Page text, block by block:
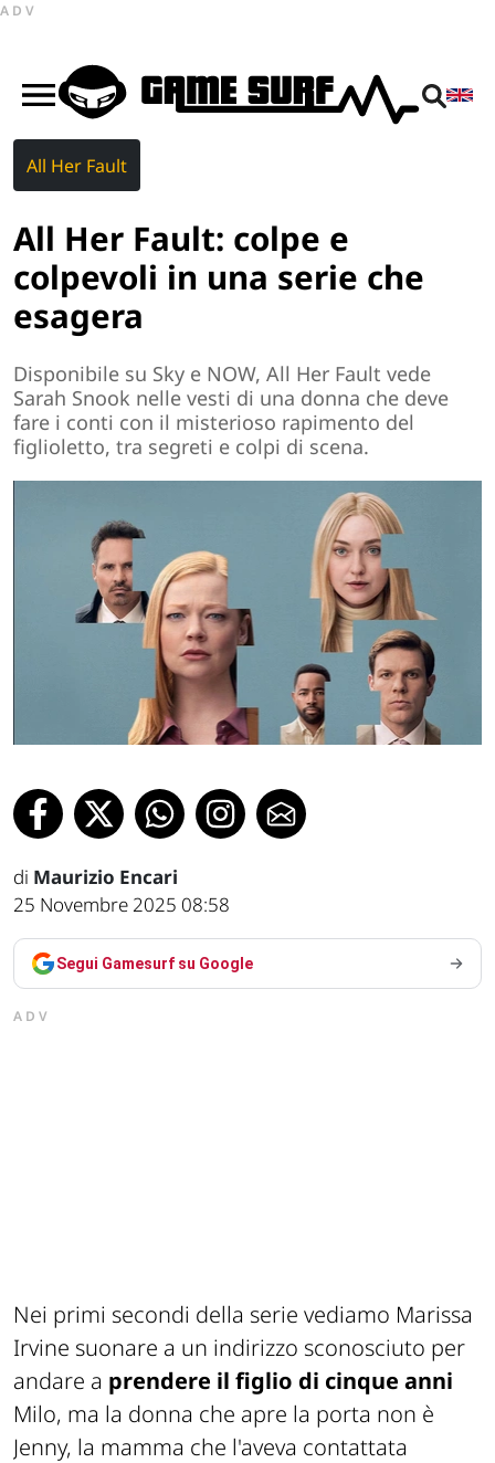
ADV
All Her Fault
All Her Fault: colpe e
colpevoli in una serie che
esagera
Disponibile su Sky e NOW, All Her Fault vede
Sarah Snook nelle vesti di una donna che deve
fare i conti con il misterioso rapimento del
figlioletto, tra segreti e colpi di scena.
di Maurizio Encari
25 Novembre 2025 08:58
Segui Gamesurf su Google
ADV
Nei primi secondi della serie vediamo Marissa
Irvine suonare a un indirizzo sconosciuto per
andare a prendere il figlio di cinque anni
Milo, ma la donna che apre la porta non è
Jenny, la mamma che l'aveva contattata